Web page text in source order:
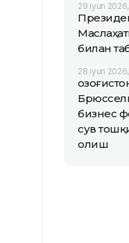
29 iyun
билан
28 iyun
бизнес
сув
олиш